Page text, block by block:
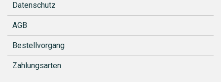
Datenschutz
AGB
Bestellvorgang
Zahlungsarten